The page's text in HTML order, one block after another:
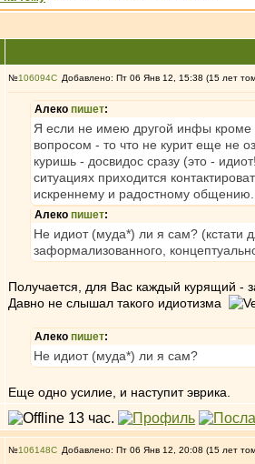
№106094 Добавлено: Пт 06 Янв 12, 15:38 (15 лет
Алеко пишет:
Я если не имею другой инфы кроме
вопросом - то что не курит еще не
куришь - досвидос сразу (это -
ситуациях приходится
искреннему и радостному общению.
Алеко пишет:
Не идиот (муда*) ли я сам? (кстати
заформализованного,
Получается, для Вас каждый курящий -
Давно не слышал такого идиотизма
Алеко пишет:
Не идиот (муда*) ли я сам?
Еще одно усилие, и наступит эврика.
№106148 Добавлено: Пт 06 Янв 12, 20:08 (15 лет